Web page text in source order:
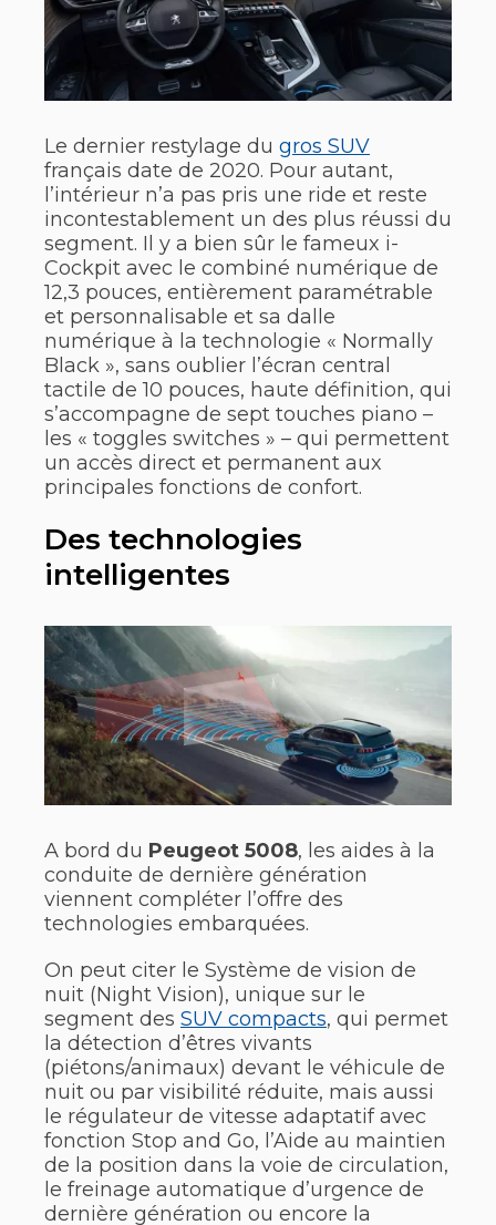
Le dernier restylage du gros SUV
français date de 2020. Pour autant,
l’intérieur n’a pas pris une ride et reste
incontestablement un des plus réussi du
segment. Il y a bien sûr le fameux i-
Cockpit avec le combiné numérique de
12,3 pouces, entièrement paramétrable
et personnalisable et sa dalle
numérique à la technologie « Normally
Black », sans oublier l’écran central
tactile de 10 pouces, haute définition, qui
s’accompagne de sept touches piano –
les « toggles switches » – qui permettent
un accès direct et permanent aux
principales fonctions de confort.
Des technologies
intelligentes
A bord du Peugeot 5008, les aides à la
conduite de dernière génération
viennent compléter l’offre des
technologies embarquées.
On peut citer le Système de vision de
nuit (Night Vision), unique sur le
segment des SUV compacts, qui permet
la détection d’êtres vivants
(piétons/animaux) devant le véhicule de
nuit ou par visibilité réduite, mais aussi
le régulateur de vitesse adaptatif avec
fonction Stop and Go, l’Aide au maintien
de la position dans la voie de circulation,
le freinage automatique d’urgence de
dernière génération ou encore la